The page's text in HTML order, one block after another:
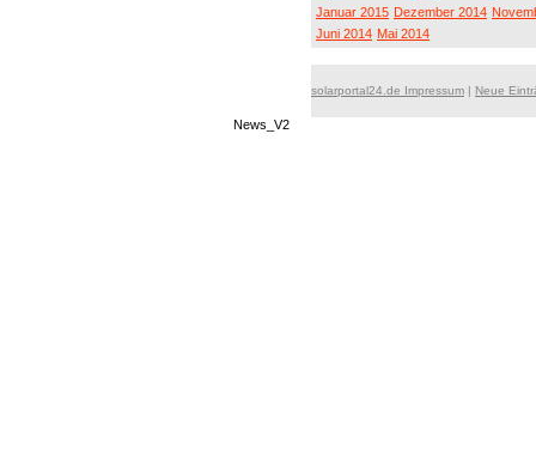
Januar 2015 Dezember 2014
Juni 2014 Mai 2014
solarportal24.de Impressum | Neue
News_V2